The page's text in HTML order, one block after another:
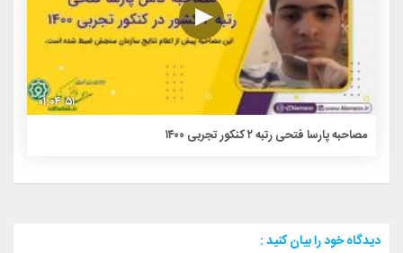
۰۱:۰۴:۵۱
مصاحبه پارسا فتحی رتبه ۲ کنکور تجربی ۱۴۰۰
دیدگاه خود را بیان کنید :